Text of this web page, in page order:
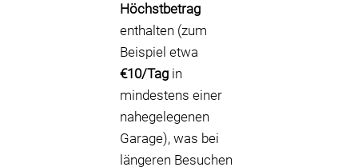
Höchstbetrag
enthalten (zum
Beispiel etwa
€10/Tag in
mindestens einer
nahegelegenen
Garage), was bei
längeren Besuchen